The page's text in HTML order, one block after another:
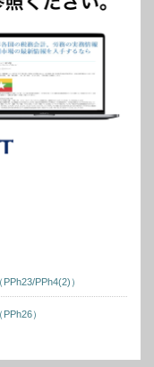
PPh4(2)）
）